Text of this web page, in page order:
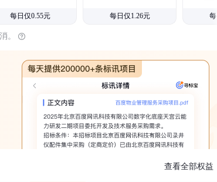
每日仅0.55元 每日仅1.26元 每
。
查看全部权益